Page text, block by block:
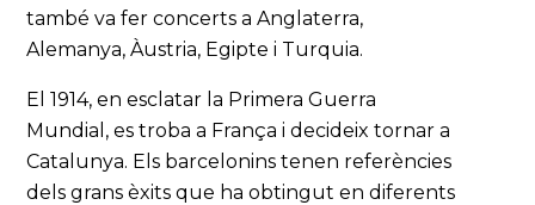
també va fer concerts a Anglaterra,
Alemanya, Àustria, Egipte i Turquia.
El 1914, en esclatar la Primera Guerra
Mundial, es troba a França i decideix tornar a
Catalunya. Els barcelonins tenen referències
dels grans èxits que ha obtingut en diferents